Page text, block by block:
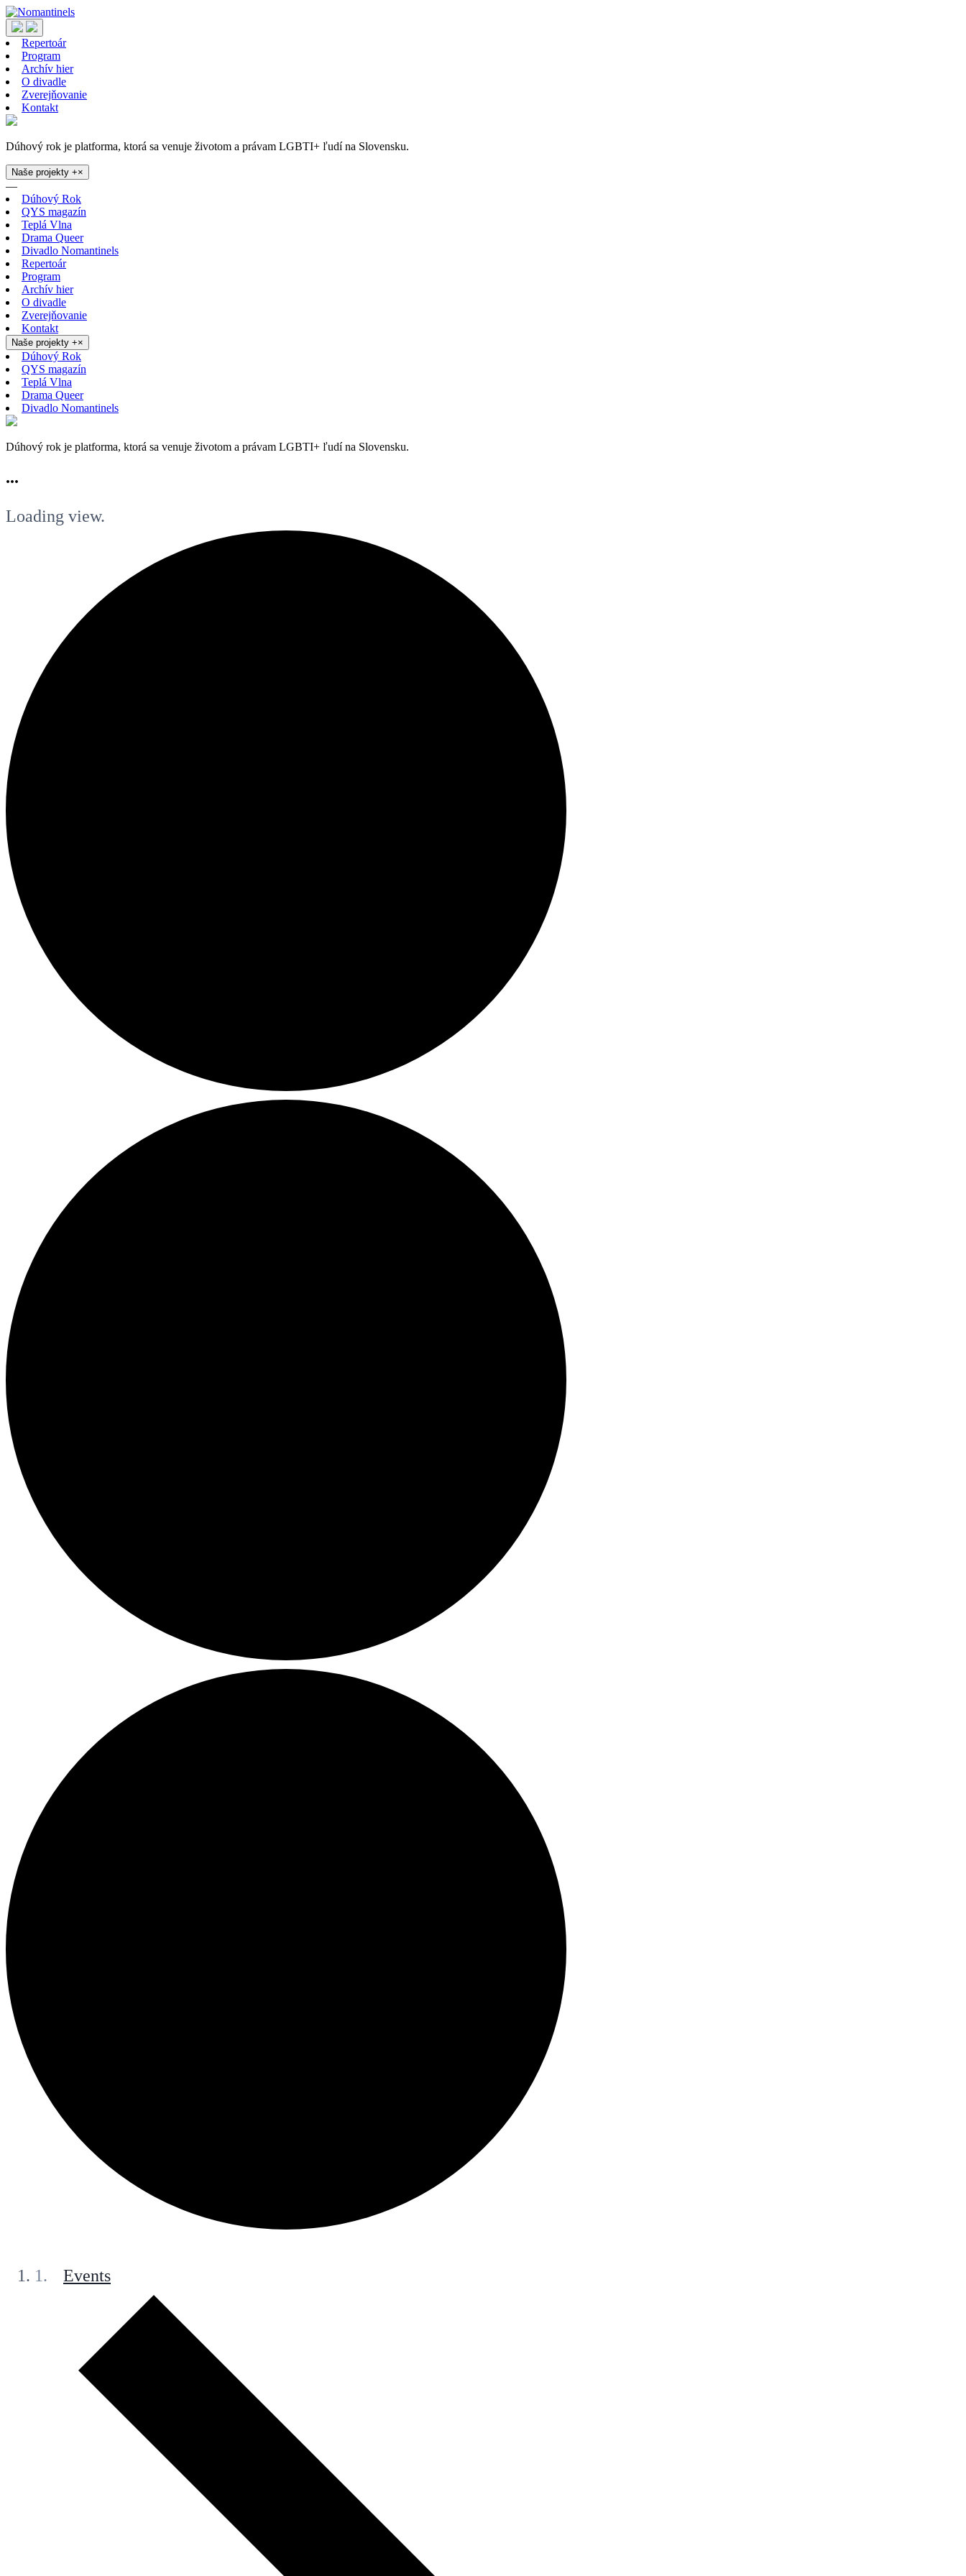
Repertoár
Program
Archív hier
O divadle
Zverejňovanie
Kontakt
Dúhový rok je platforma, ktorá sa venuje životom a právam LGBTI+ ľudí na Slovensku.
Naše projekty +×
—
Dúhový Rok
QYS magazín
Teplá Vlna
Drama Queer
Divadlo Nomantinels
Repertoár
Program
Archív hier
O divadle
Zverejňovanie
Kontakt
Naše projekty +×
Dúhový Rok
QYS magazín
Teplá Vlna
Drama Queer
Divadlo Nomantinels
Dúhový rok je platforma, ktorá sa venuje životom a právam LGBTI+ ľudí na Slovensku.
...
Loading view.
Events